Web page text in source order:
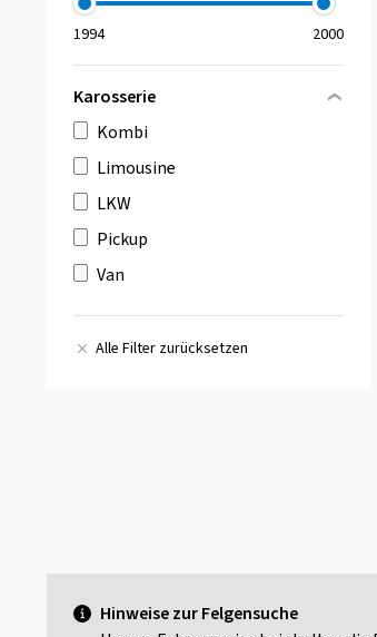
Karosserie
Kombi
Limousine
LKW
Pickup
Van
Alle Filter zurücksetzen
Hinweise zur Felgensuche